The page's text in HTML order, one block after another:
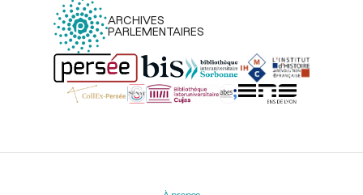
ARCHIVES
PARLEMENTAIRES
Menu